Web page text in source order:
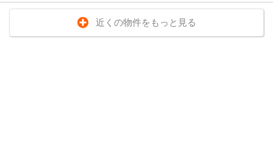
近くの物件をもっと見る